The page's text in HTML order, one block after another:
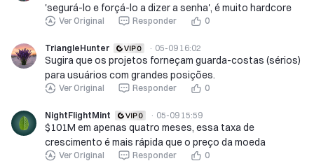
'segurá-lo e forçá-lo a dizer a senha', é muito hardcore
Ver Original Responder 0
TriangleHunter · 05-09 16:02
Sugira que os projetos forneçam guarda-costas (sérios)
para usuários com grandes posições.
Ver Original Responder 0
NightFlightMint · 05-09 15:59
$101M em apenas quatro meses, essa taxa de
crescimento é mais rápida que o preço da moeda
Ver Original Responder 0